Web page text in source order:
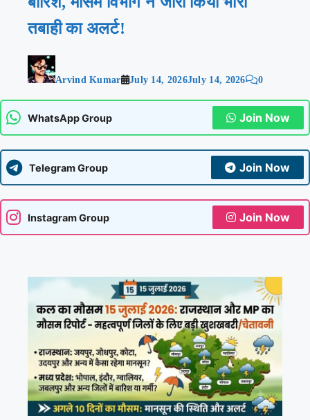
तबाही का अलर्ट!
Arvind Kumar July 14, 2026July 14, 2026 0
WhatsApp Group Join Now
Telegram Group Join Now
Instagram Group Join Now